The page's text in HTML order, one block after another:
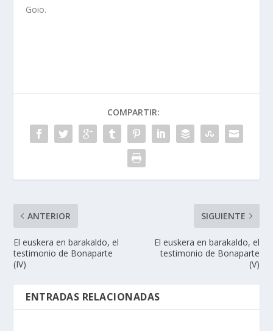
Goio.
COMPARTIR:
ANTERIOR
El euskera en barakaldo, el
testimonio de Bonaparte
(IV)
SIGUIENTE
El euskera en barakaldo, el
testimonio de Bonaparte
(V)
ENTRADAS RELACIONADAS